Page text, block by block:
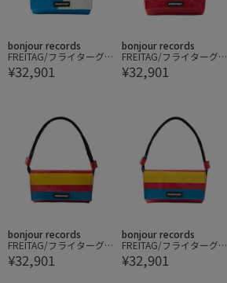
bonjour records
FREITAG/フライターグ L
AURA SHOULDER BAG S
¥32,901
bonjour records
FREITAG/フライターグ L
AURA SHOULDER BAG S
MALL
¥32,901
bonjour records
FREITAG/フライターグ L
AURA SHOULDER BAG S
¥32,901
bonjour records
FREITAG/フライターグ L
AURA SHOULDER BAG S
MALL
¥32,901